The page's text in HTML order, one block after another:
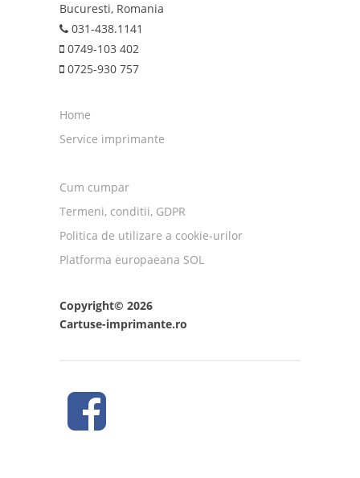
Bucuresti, Romania
031-438.1141
0749-103 402
0725-930 757
Home
Service imprimante
Cum cumpar
Termeni, conditii, GDPR
Politica de utilizare a cookie-urilor
Platforma europaeana SOL
Copyright© 2026
Cartuse-imprimante.ro